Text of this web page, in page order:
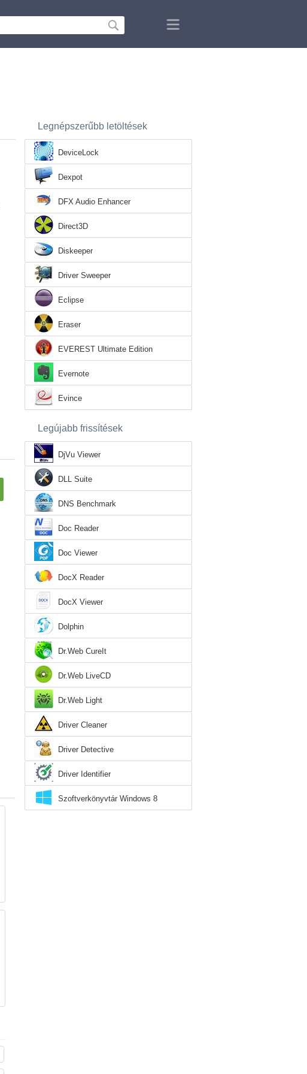
Legnépszerűbb letöltések
DeviceLock
Dexpot
DFX Audio Enhancer
Direct3D
Diskeeper
Driver Sweeper
Eclipse
Eraser
EVEREST Ultimate Edition
Evernote
Evince
Legújabb frissítések
DjVu Viewer
DLL Suite
DNS Benchmark
Doc Reader
Doc Viewer
DocX Reader
DocX Viewer
Dolphin
Dr.Web CureIt
Dr.Web LiveCD
Dr.Web Light
Driver Cleaner
Driver Detective
Driver Identifier
Szoftverkönyvtár Windows 8